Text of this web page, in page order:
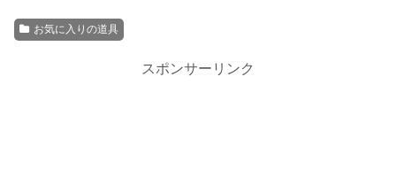
お気に入りの道具
スポンサーリンク